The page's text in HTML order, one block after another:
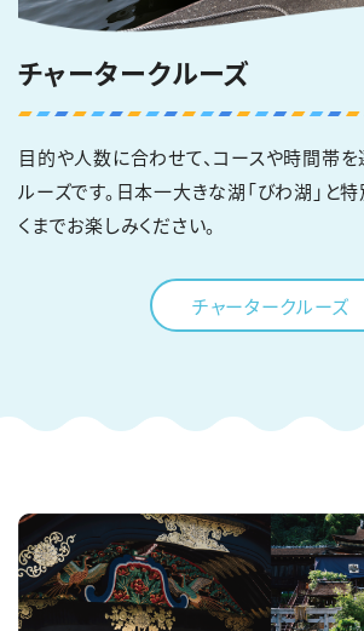
チャータークルーズ
目的や人数に合わせて、コースや時間帯
ルーズです。日本一大きな湖「びわ湖」と
くまでお楽しみください。
チャータークルーズ